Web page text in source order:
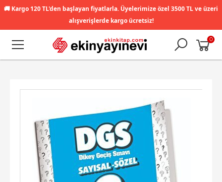
🚚 Kargo 120 TL'den başlayan fiyatlarla. Üyelerimize özel 3500 TL ve üzeri
alışverişlerde kargo ücretsiz!
0